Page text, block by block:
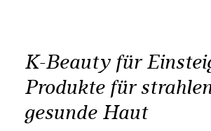
K-Beauty für
Produkte für
gesunde Haut